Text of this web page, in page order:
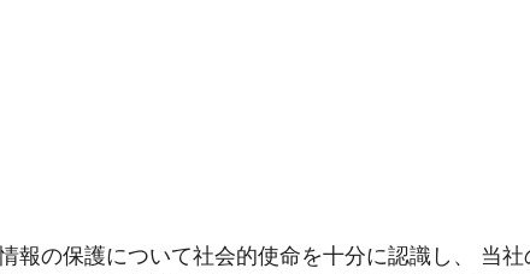
報の保護について社会的使命を十分に認識し、 当